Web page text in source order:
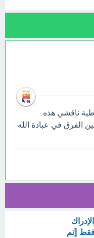
ناقشي هذه
الفرق في عبادة الله
[تم